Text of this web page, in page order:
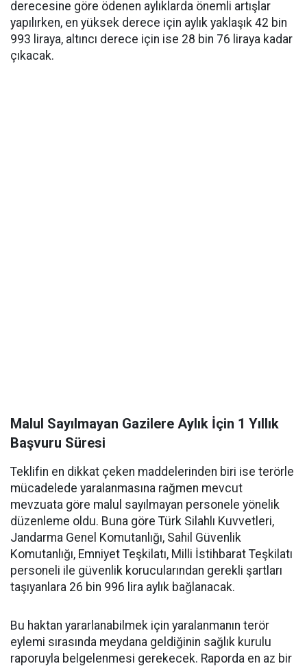
derecesine göre ödenen aylıklarda önemli artışlar
yapılırken, en yüksek derece için aylık yaklaşık 42 bin
993 liraya, altıncı derece için ise 28 bin 76 liraya kadar
çıkacak.
Malul Sayılmayan Gazilere Aylık İçin 1 Yıllık
Başvuru Süresi
Teklifin en dikkat çeken maddelerinden biri ise terörle
mücadelede yaralanmasına rağmen mevcut
mevzuata göre malul sayılmayan personele yönelik
düzenleme oldu. Buna göre Türk Silahlı Kuvvetleri,
Jandarma Genel Komutanlığı, Sahil Güvenlik
Komutanlığı, Emniyet Teşkilatı, Milli İstihbarat Teşkilatı
personeli ile güvenlik korucularından gerekli şartları
taşıyanlara 26 bin 996 lira aylık bağlanacak.
Bu haktan yararlanabilmek için yaralanmanın terör
eylemi sırasında meydana geldiğinin sağlık kurulu
raporuyla belgelenmesi gerekecek. Raporda en az bir